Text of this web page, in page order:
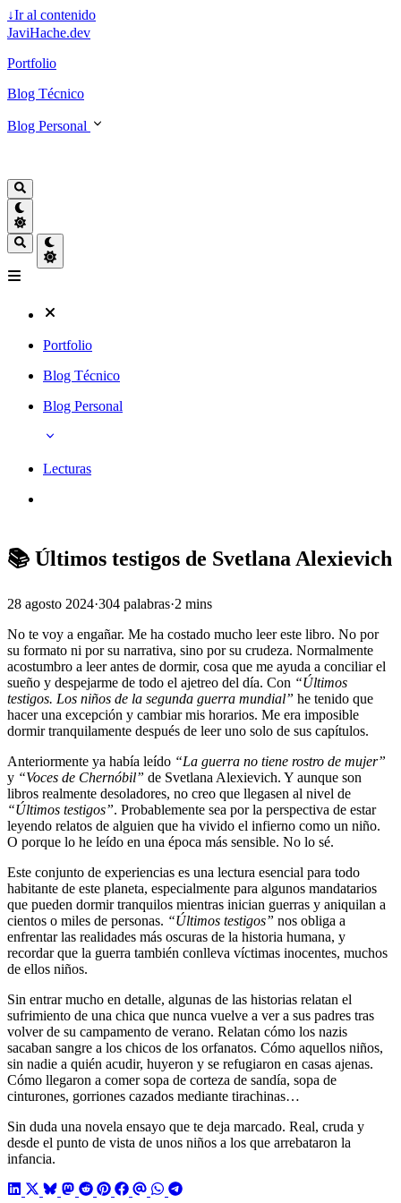
↓Ir al contenido
JaviHache.dev
Portfolio
Blog Técnico
Blog Personal
Portfolio
Blog Técnico
Blog Personal
Lecturas
📚 Últimos testigos de Svetlana Alexievich
28 agosto 2024·304 palabras·2 mins
No te voy a engañar. Me ha costado mucho leer este libro. No por
su formato ni por su narrativa, sino por su crudeza. Normalmente
acostumbro a leer antes de dormir, cosa que me ayuda a conciliar el
sueño y despejarme de todo el ajetreo del día. Con “Últimos
testigos. Los niños de la segunda guerra mundial” he tenido que
hacer una excepción y cambiar mis horarios. Me era imposible
dormir tranquilamente después de leer uno solo de sus capítulos.
Anteriormente ya había leído “La guerra no tiene rostro de mujer”
y “Voces de Chernóbil” de Svetlana Alexievich. Y aunque son
libros realmente desoladores, no creo que llegasen al nivel de
“Últimos testigos”. Probablemente sea por la perspectiva de estar
leyendo relatos de alguien que ha vivido el infierno como un niño.
O porque lo he leído en una época más sensible. No lo sé.
Este conjunto de experiencias es una lectura esencial para todo
habitante de este planeta, especialmente para algunos mandatarios
que pueden dormir tranquilos mientras inician guerras y aniquilan a
cientos o miles de personas. “Últimos testigos” nos obliga a
enfrentar las realidades más oscuras de la historia humana, y
recordar que la guerra también conlleva víctimas inocentes, muchos
de ellos niños.
Sin entrar mucho en detalle, algunas de las historias relatan el
sufrimiento de una chica que nunca vuelve a ver a sus padres tras
volver de su campamento de verano. Relatan cómo los nazis
sacaban sangre a los chicos de los orfanatos. Cómo aquellos niños,
sin nadie a quién acudir, huyeron y se refugiaron en casas ajenas.
Cómo llegaron a comer sopa de corteza de sandía, sopa de
cinturones, gorriones cazados mediante tirachinas…
Sin duda una novela ensayo que te deja marcado. Real, cruda y
desde el punto de vista de unos niños a los que arrebataron la
infancia.